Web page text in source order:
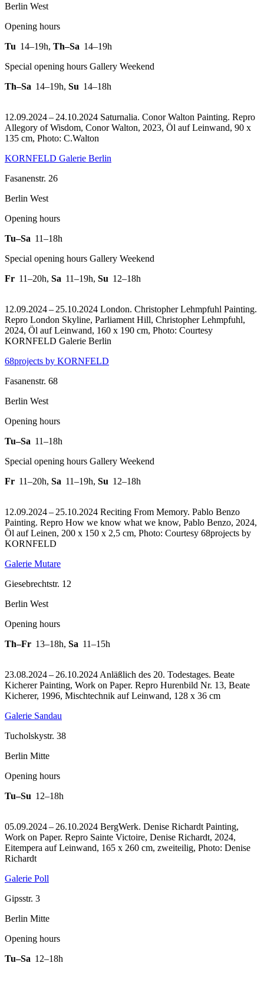
Berlin West
Opening hours
Tu 14–19h, Th–Sa 14–19h
Special opening hours Gallery Weekend
Th–Sa 14–19h, Su 14–18h
12.09.2024 – 24.10.2024 Saturnalia. Conor Walton Painting. Repro
Allegory of Wisdom, Conor Walton, 2023, Öl auf Leinwand, 90 x
135 cm, Photo: C.Walton
KORNFELD Galerie Berlin
Fasanenstr. 26
Berlin West
Opening hours
Tu–Sa 11–18h
Special opening hours Gallery Weekend
Fr 11–20h, Sa 11–19h, Su 12–18h
12.09.2024 – 25.10.2024 London. Christopher Lehmpfuhl Painting.
Repro London Skyline, Parliament Hill, Christopher Lehmpfuhl,
2024, Öl auf Leinwand, 160 x 190 cm, Photo: Courtesy
KORNFELD Galerie Berlin
68projects by KORNFELD
Fasanenstr. 68
Berlin West
Opening hours
Tu–Sa 11–18h
Special opening hours Gallery Weekend
Fr 11–20h, Sa 11–19h, Su 12–18h
12.09.2024 – 25.10.2024 Reciting From Memory. Pablo Benzo
Painting. Repro How we know what we know, Pablo Benzo, 2024,
Öl auf Leinen, 200 x 150 x 2,5 cm, Photo: Courtesy 68projects by
KORNFELD
Galerie Mutare
Giesebrechtstr. 12
Berlin West
Opening hours
Th–Fr 13–18h, Sa 11–15h
23.08.2024 – 26.10.2024 Anläßlich des 20. Todestages. Beate
Kicherer Painting, Work on Paper. Repro Hurenbild Nr. 13, Beate
Kicherer, 1996, Mischtechnik auf Leinwand, 128 x 36 cm
Galerie Sandau
Tucholskystr. 38
Berlin Mitte
Opening hours
Tu–Su 12–18h
05.09.2024 – 26.10.2024 BergWerk. Denise Richardt Painting,
Work on Paper. Repro Sainte Victoire, Denise Richardt, 2024,
Eitempera auf Leinwand, 165 x 260 cm, zweiteilig, Photo: Denise
Richardt
Galerie Poll
Gipsstr. 3
Berlin Mitte
Opening hours
Tu–Sa 12–18h